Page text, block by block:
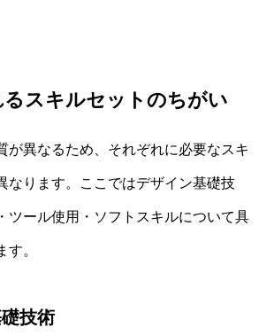
スキルセットのちがい
が異なるため、それぞれに必要なスキ
なります。ここではデザイン基礎技
ツール使用・ソフトスキルについて具
す。
技術